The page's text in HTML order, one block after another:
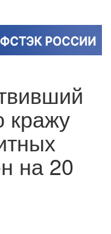
кражу
на 20